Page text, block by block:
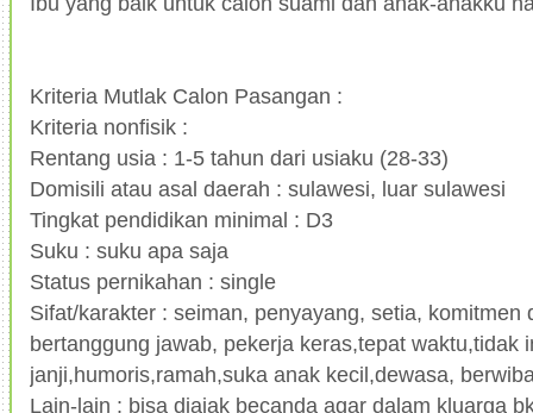
Kriteria Mutlak Calon Pasangan :
Kriteria nonfisik :
Rentang usia : 1-5 tahun dari usiaku (28-33)
Domisili atau asal daerah : sulawesi, luar sulawesi
Tingkat pendidikan minimal : D3
Suku : suku apa saja
Status pernikahan : single
Sifat/karakter : seiman, penyayang, setia, komitmen
bertanggung jawab, pekerja keras,tepat waktu,tidak
janji,humoris,ramah,suka anak kecil,dewasa,
Lain-lain : bisa diajak becanda agar dalam kluarga